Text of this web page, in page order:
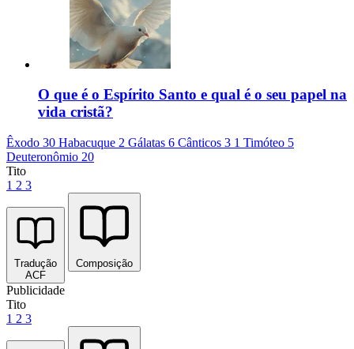
O que é o Espírito Santo e qual é o seu papel na
vida cristã?
Êxodo 30 Habacuque 2 Gálatas 6 Cânticos 3 1 Timóteo 5
Deuteronômio 20
Tito
1 2 3
Tradução
ACF
Composição
Publicidade
Tito
1 2 3